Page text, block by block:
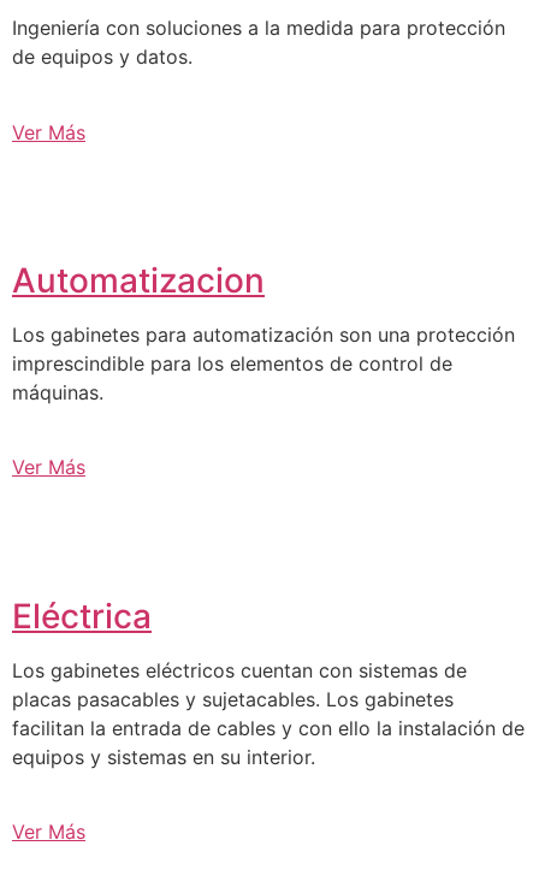
Ingeniería con soluciones a la medida para protección
de equipos y datos.
Ver Más
Automatizacion
Los gabinetes para automatización son una protección
imprescindible para los elementos de control de
máquinas.
Ver Más
Eléctrica
Los gabinetes eléctricos cuentan con sistemas de
placas pasacables y sujetacables. Los gabinetes
facilitan la entrada de cables y con ello la instalación de
equipos y sistemas en su interior.
Ver Más